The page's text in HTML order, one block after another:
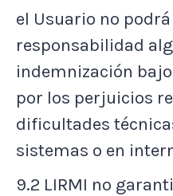
el Usuario no
responsabilidad
indemnización
por los perjuicios
dificultades
sistemas o en
9.2 LIRMI no